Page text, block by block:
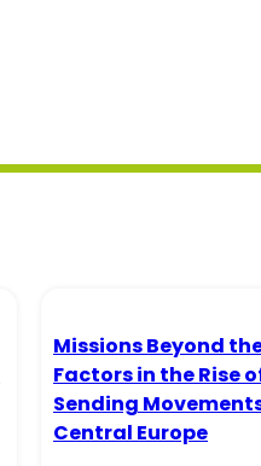
Missions Beyond
Factors in the Rise
Sending
Central Europe